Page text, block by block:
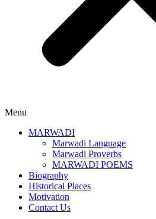
Menu
MARWADI
Marwadi Language
Marwadi Proverbs
MARWADI POEMS
Biography
Historical Places
Motivation
Contact Us